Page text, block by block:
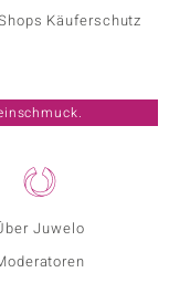
Juwelo
Käuferschutz